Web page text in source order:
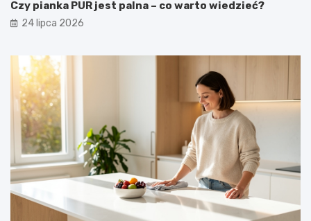
Czy pianka PUR jest palna – co warto wiedzieć?
24 lipca 2026